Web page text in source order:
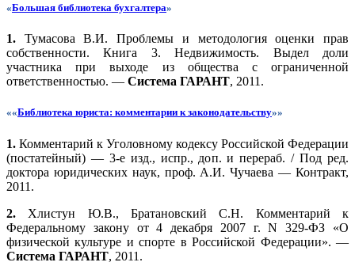
«Большая библиотека бухгалтера»
1. Тумасова В.И. Проблемы и методология оценки прав
собственности. Книга 3. Недвижимость. Выдел доли
участника при выходе из общества с ограниченной
ответственностью. — Система ГАРАНТ, 2011.
««Библиотека юриста: комментарии к законодательству»»
1. Комментарий к Уголовному кодексу Российской Федерации
(постатейный) — 3-е изд., испр., доп. и перераб. / Под ред.
доктора юридических наук, проф. А.И. Чучаева — Контракт,
2011.
2. Хлистун Ю.В., Братановский С.Н. Комментарий к
Федеральному закону от 4 декабря 2007 г. N 329-ФЗ «О
физической культуре и спорте в Российской Федерации». —
Система ГАРАНТ, 2011.